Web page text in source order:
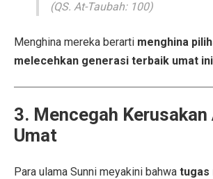
(QS. At-Taubah: 100)
Menghina mereka berarti menghina
melecehkan generasi terbaik umat
3. Mencegah Kerusakan
Umat
Para ulama Sunni meyakini bahwa tugas